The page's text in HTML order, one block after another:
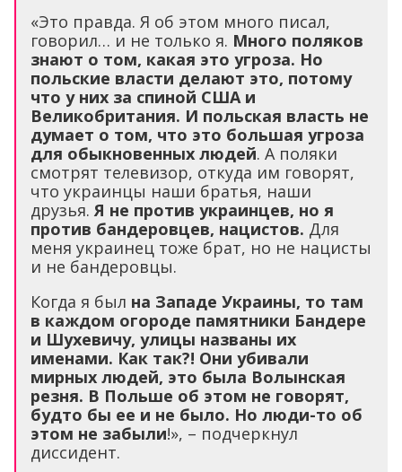
«Это правда. Я об этом много писал,
говорил… и не только я. Много поляков
знают о том, какая это угроза. Но
польские власти делают это, потому
что у них за спиной США и
Великобритания. И польская власть не
думает о том, что это большая угроза
для обыкновенных людей. А поляки
смотрят телевизор, откуда им говорят,
что украинцы наши братья, наши
друзья.Я не против украинцев, но я
против бандеровцев, нацистов. Для
меня украинец тоже брат, но не нацисты
и не бандеровцы.
Когда я был на Западе Украины, то там
в каждом огороде памятники Бандере
и Шухевичу, улицы названы их
именами. Как так?! Они убивали
мирных людей, это была Волынская
резня. В Польше об этом не говорят,
будто бы ее и не было. Но люди-то об
этом не забыли!», – подчеркнул
диссидент.